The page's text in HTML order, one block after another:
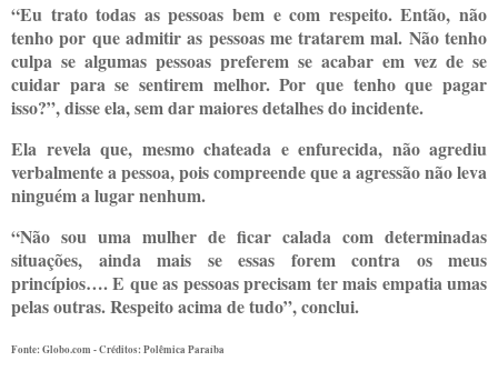
“Eu trato todas as pessoas bem e com respeito. Então, não
tenho por que admitir as pessoas me tratarem mal. Não tenho
culpa se algumas pessoas preferem se acabar em vez de se
cuidar para se sentirem melhor. Por que tenho que pagar
isso?”, disse ela, sem dar maiores detalhes do incidente.
Ela revela que, mesmo chateada e enfurecida, não agrediu
verbalmente a pessoa, pois compreende que a agressão não leva
ninguém a lugar nenhum.
“Não sou uma mulher de ficar calada com determinadas
situações, ainda mais se essas forem contra os meus
princípios…. E que as pessoas precisam ter mais empatia umas
pelas outras. Respeito acima de tudo”, conclui.
Fonte: Globo.com - Créditos: Polêmica Paraíba